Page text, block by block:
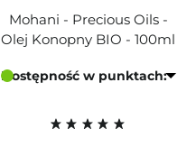
Mohani - Precious Oils -
Olej Konopny BIO - 100ml
Dostępność w punktach: